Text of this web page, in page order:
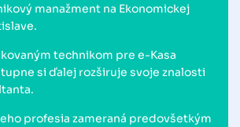
manažment na Ekonomickej
technikom pre e-Kasa
si ďalej rozširuje svoje znalosti
profesia zameraná predovšetkým